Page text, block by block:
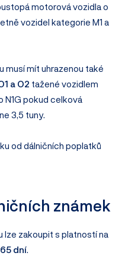
motorová vozidla o
vozidel kategorie M1 a
musí mít uhrazenou také
a O2 tažené vozidlem
N1G pokud celková
3,5 tuny.
od dálničních poplatků
známek
lze zakoupit s platností na
dní.